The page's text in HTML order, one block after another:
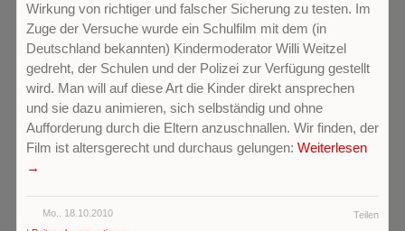
Wirkung von richtiger und falscher Sicherung zu testen. Im
Zuge der Versuche wurde ein Schulfilm mit dem (in
Deutschland bekannten) Kindermoderator Willi Weitzel
gedreht, der Schulen und der Polizei zur Verfügung gestellt
wird. Man will auf diese Art die Kinder direkt ansprechen
und sie dazu animieren, sich selbständig und ohne
Aufforderung durch die Eltern anzuschnallen. Wir finden, der
Film ist altersgerecht und durchaus gelungen: Weiterlesen
→
Teilen
Mo.. 18.10.2010